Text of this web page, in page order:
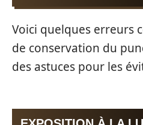
Voici quelques erreurs
de conservation du
des astuces pour les